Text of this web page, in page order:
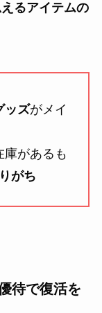
るアイテムの
ッズがメイ
庫があるも
がち
待で復活を